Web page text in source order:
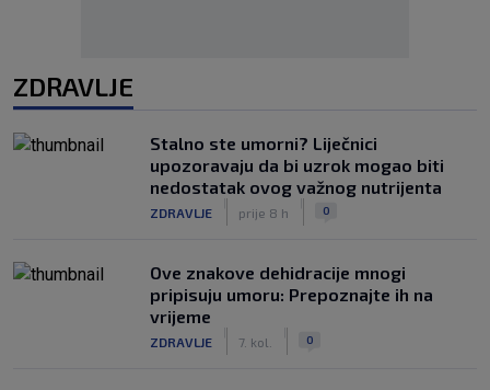
ZDRAVLJE
Stalno ste umorni? Liječnici
upozoravaju da bi uzrok mogao biti
nedostatak ovog važnog nutrijenta
ZDRAVLJE prije 8 h 0
Ove znakove dehidracije mnogi
pripisuju umoru: Prepoznajte ih na
vrijeme
ZDRAVLJE 7. kol. 0